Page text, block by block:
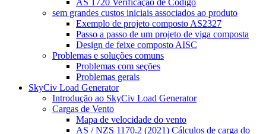
AS 1720 Verificação de Código
sem grandes custos iniciais associados ao produto
Exemplo de projeto composto AS2327
Passo a passo de um projeto de viga composta
Design de feixe composto AISC
Problemas e soluções comuns
Problemas com seções
Problemas gerais
SkyCiv Load Generator
Introdução ao SkyCiv Load Generator
Cargas de Vento
Mapa de velocidade do vento
AS / NZS 1170.2 (2021) Cálculos de carga do